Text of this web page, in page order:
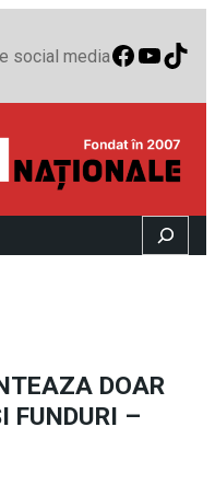
social media
Search
DOAR
FUNDURI –